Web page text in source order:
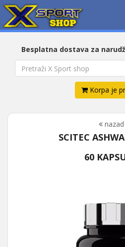
Besplatna dostava za
Korpa je
nazad
SCITEC
60